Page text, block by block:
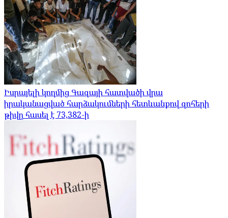
Իսրայելի կողմից Գազայի հատվածի վրա
իրականացված հարձակումների հետևանքով զոհերի
թիվը հասել է 73,382-ի